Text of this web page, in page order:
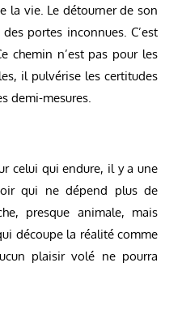
la vie. Le détourner de son
portes inconnues. C’est
chemin n’est pas pour les
il pulvérise les certitudes
demi-mesures.
celui qui endure, il y a une
qui ne dépend plus de
presque animale, mais
découpe la réalité comme
plaisir volé ne pourra